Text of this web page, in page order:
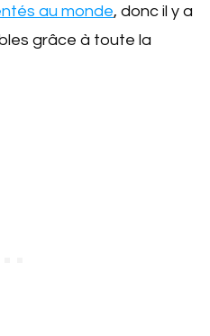
au monde, donc il y a
grâce à toute la